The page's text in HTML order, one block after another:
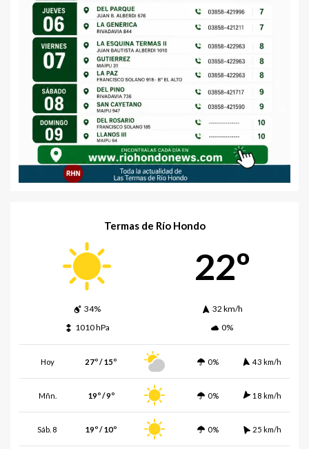
Termas de Río Hondo
22º
34%
32 km/h
1010 hPa
0%
Hoy 27º / 15º 0% 43 km/h
Mñn. 19º / 9º 0% 18 km/h
Sáb. 8 19º / 10º 0% 25 km/h